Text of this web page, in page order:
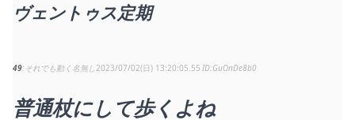
ヴェントゥス定期
49 それでも動く名無し2023/07/02(日) 13:20:05.55 GuOnDe8b0
普通杖にして歩くよね